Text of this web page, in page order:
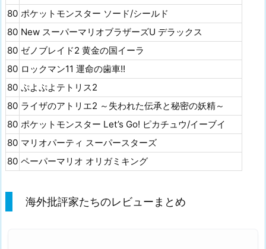
80 ポケットモンスター ソード/シールド
80 New スーパーマリオブラザーズU デラックス
80 ゼノブレイド2 黄金の国イーラ
80 ロックマン11 運命の歯車!!
80 ぷよぷよテトリス2
80 ライザのアトリエ2 ～失われた伝承と秘密の妖精～
80 ポケットモンスター Let’s Go! ピカチュウ/イーブイ
80 マリオパーティ スーパースターズ
80 ペーパーマリオ オリガミキング
海外批評家たちのレビューまとめ